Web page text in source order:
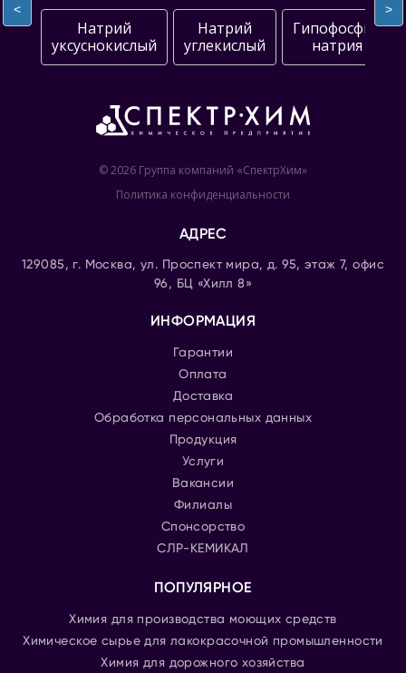
<
Натрий
уксуснокислый
Натрий
углекислый
Гипофосфит
натрия
>
© 2026 Группа компаний «СпектрХим»
Политика конфиденциальности
АДРЕС
129085, г. Москва, ул. Проспект мира, д. 95, этаж 7, офис
96, БЦ «Хилл 8»
ИНФОРМАЦИЯ
Гарантии
Оплата
Доставка
Обработка персональных данных
Продукция
Услуги
Вакансии
Филиалы
Спонсорство
СЛР-КЕМИКАЛ
ПОПУЛЯРНОЕ
Химия для производства моющих средств
Химическое сырье для лакокрасочной промышленности
Химия для дорожного хозяйства